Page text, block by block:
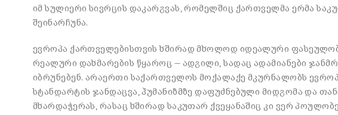
იმ სულიერი სივრცის დაკარგვას, რომელშიც ქართველმა ერმა
შეინარჩუნა.
ევროპა ქართველებისთვის ხშირად მხოლოდ იდეალური
რეალური დახმარების წყაროც — ადგილი, სადაც ადამიანები
იბრუნებენ. არაერთი საქართველოს მოქალაქე მკურნალობს
სტანდარტის ჯანდაცვა, ჰუმანიზმზე დაფუძნებული მიდგომა და
მხარდაჭერას, რასაც ხშირად საკუთარ ქვეყანაშიც კი ვერ